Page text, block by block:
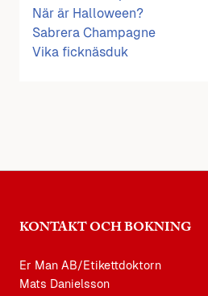
När är Halloween?
Sabrera Champagne
Vika ficknäsduk
KONTAKT OCH BOKNING
Er Man AB/Etikettdoktorn
Mats Danielsson